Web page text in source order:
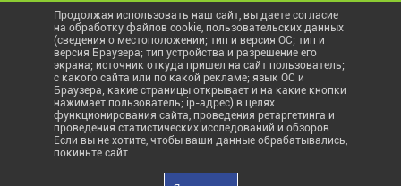
Продолжая использовать наш сайт, вы даете согласие
на обработку файлов cookie, пользовательских данных
(сведения о местоположении; тип и версия ОС; тип и
версия Браузера; тип устройства и разрешение его
экрана; источник откуда пришел на сайт пользователь;
с какого сайта или по какой рекламе; язык ОС и
Браузера; какие страницы открывает и на какие кнопки
нажимает пользователь; ip-адрес) в целях
функционирования сайта, проведения ретаргетинга и
проведения статистических исследований и обзоров.
Если вы не хотите, чтобы ваши данные обрабатывались,
покиньте сайт.